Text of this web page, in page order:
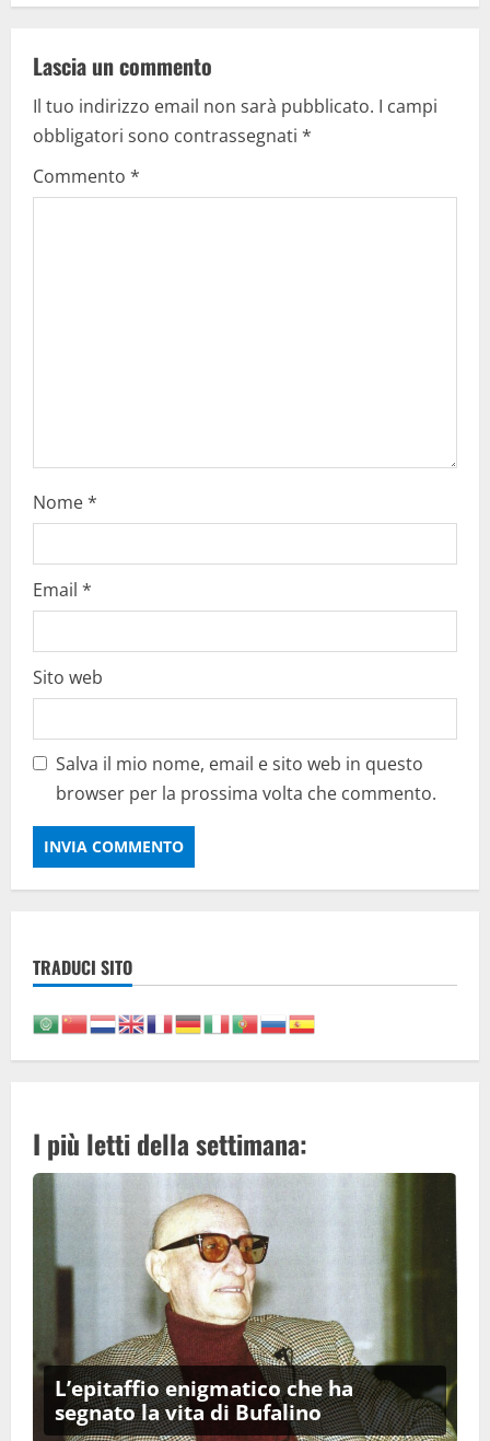
a
v
i
g
Lascia un commento
Il tuo indirizzo email non sarà pubblicato. I campi
obbligatori sono contrassegnati *
Commento *
Nome*
Email *
Sito web
Salva il mio nome, email e sito web in questo
browser per la prossima volta che commento.
TRADUCI SITO
I più letti della settimana:
L’epitaffio enigmatico che ha
segnato la vita di Bufalino